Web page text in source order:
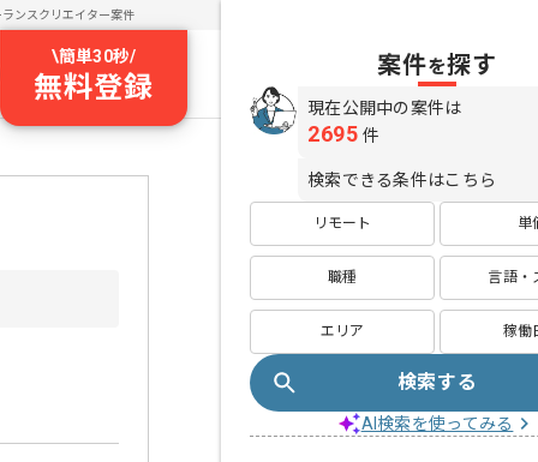
ランスクリエイター案件
\簡単30秒/
無料登録
案件を探す
現在公開中の案件は
2695 件
検索できる条件はこちら
リモート 単
職種 言語・
エリア 稼働
検索する
AI検索を使ってみる